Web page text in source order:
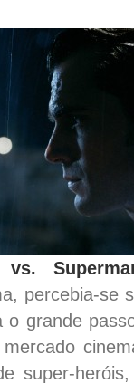
vs.
percebia-se
grande
super-